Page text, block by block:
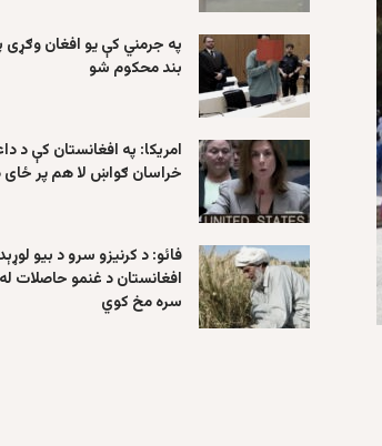
په جرمني کې یو افغان
بند محکوم شو
امریکا: په افغانستان کې د
خراسان ګواښ لا هم پر
فائو: د کرنیزو سرو د بیو
افغانستان د غنمو حاصلات
سره مخ کوي